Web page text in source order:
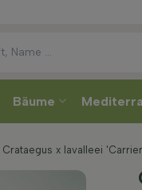
Bäume
x lavalleei